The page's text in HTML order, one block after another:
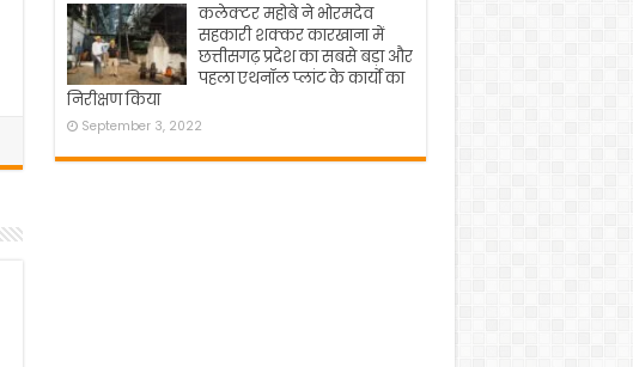
कलेक्टर महोबे ने भोरमदेव
सहकारी शक्कर कारखाना में
छत्तीसगढ़ प्रदेश का सबसे बड़ा और
पहला एथनॉल प्लांट के कार्यो का
निरीक्षण किया
September 3, 2022